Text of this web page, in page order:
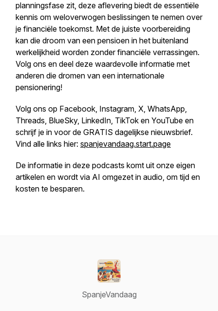
planningsfase zit, deze aflevering biedt de essentiële
kennis om weloverwogen beslissingen te nemen over
je financiële toekomst. Met de juiste voorbereiding
kan die droom van een pensioen in het buitenland
werkelijkheid worden zonder financiële verrassingen.
Volg ons en deel deze waardevolle informatie met
anderen die dromen van een internationale
pensionering!
Volg ons op Facebook, Instagram, X, WhatsApp,
Threads, BlueSky, LinkedIn, TikTok en YouTube en
schrijf je in voor de GRATIS dagelijkse nieuwsbrief.
Vind alle links hier: spanjevandaag.start.page
De informatie in deze podcasts komt uit onze eigen
artikelen en wordt via AI omgezet in audio, om tijd en
kosten te besparen.
SpanjeVandaag